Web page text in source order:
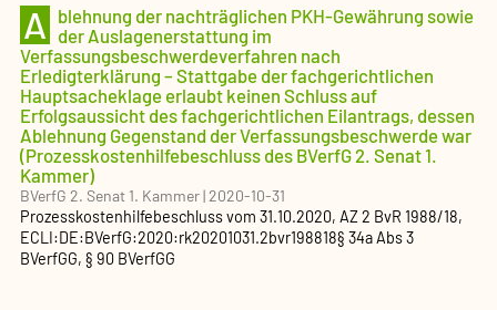
A blehnung der nachträglichen PKH-Gewährung sowie
der Auslagenerstattung im
Verfassungsbeschwerdeverfahren nach
Erledigterklärung – Stattgabe der fachgerichtlichen
Hauptsacheklage erlaubt keinen Schluss auf
Erfolgsaussicht des fachgerichtlichen Eilantrags, dessen
Ablehnung Gegenstand der Verfassungsbeschwerde war
(Prozesskostenhilfebeschluss des BVerfG 2. Senat 1.
Kammer)
BVerfG 2. Senat 1. Kammer|2020-10-31
Prozesskostenhilfebeschlussvom 31.10.2020, AZ2 BvR 1988/18,
ECLI:DE:BVerfG:2020:rk20201031.2bvr198818§ 34a Abs 3
BVerfGG, § 90 BVerfGG